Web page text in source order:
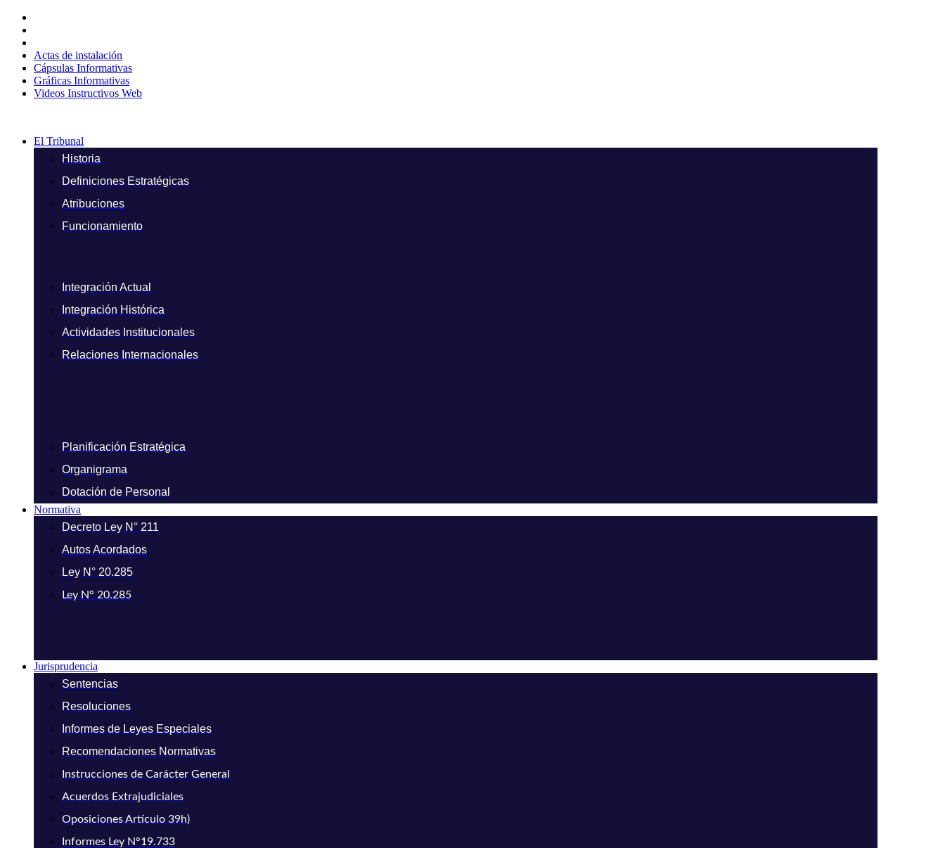
contenido
Actas de instalación
Cápsulas Informativas
Gráficas Informativas
Videos Instructivos Web
El Tribunal
Historia
Definiciones Estratégicas
Atribuciones
Funcionamiento
Integración Actual
Integración Histórica
Actividades Institucionales
Relaciones Internacionales
Planificación Estratégica
Organigrama
Dotación de Personal
Normativa
Decreto Ley N° 211
Autos Acordados
Ley N° 20.285
Ley N° 20.285
Jurisprudencia
Sentencias
Resoluciones
Informes de Leyes Especiales
Recomendaciones Normativas
Instrucciones de Carácter General
Acuerdos Extrajudiciales
Oposiciones Artículo 39h)
Informes Ley N°19.733